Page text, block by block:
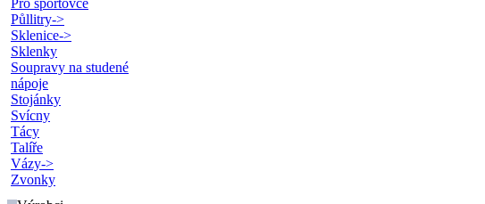
Pro sportovce
Půllitry->
Sklenice->
Sklenky
Soupravy na studené
nápoje
Stojánky
Svícny
Tácy
Talíře
Vázy->
Zvonky